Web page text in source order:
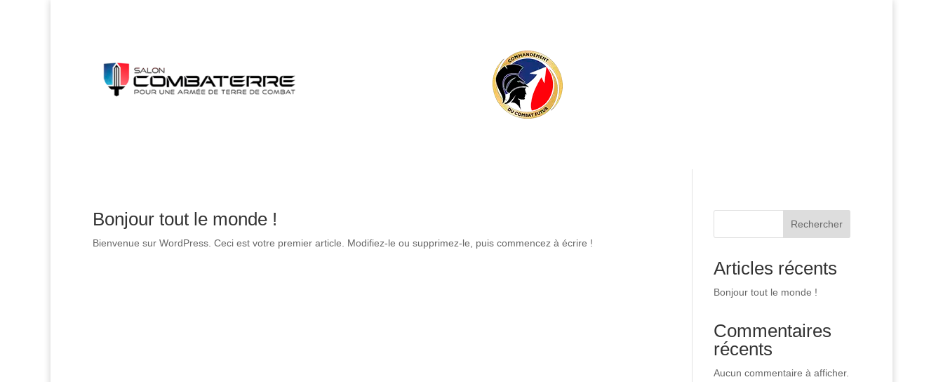
Bonjour tout le monde !
Bienvenue sur WordPress. Ceci est votre premier article. Modifiez-le ou supprimez-le, puis commencez à écrire !
Rechercher
Articles récents
Bonjour tout le monde !
Commentaires
récents
Aucun commentaire à afficher.